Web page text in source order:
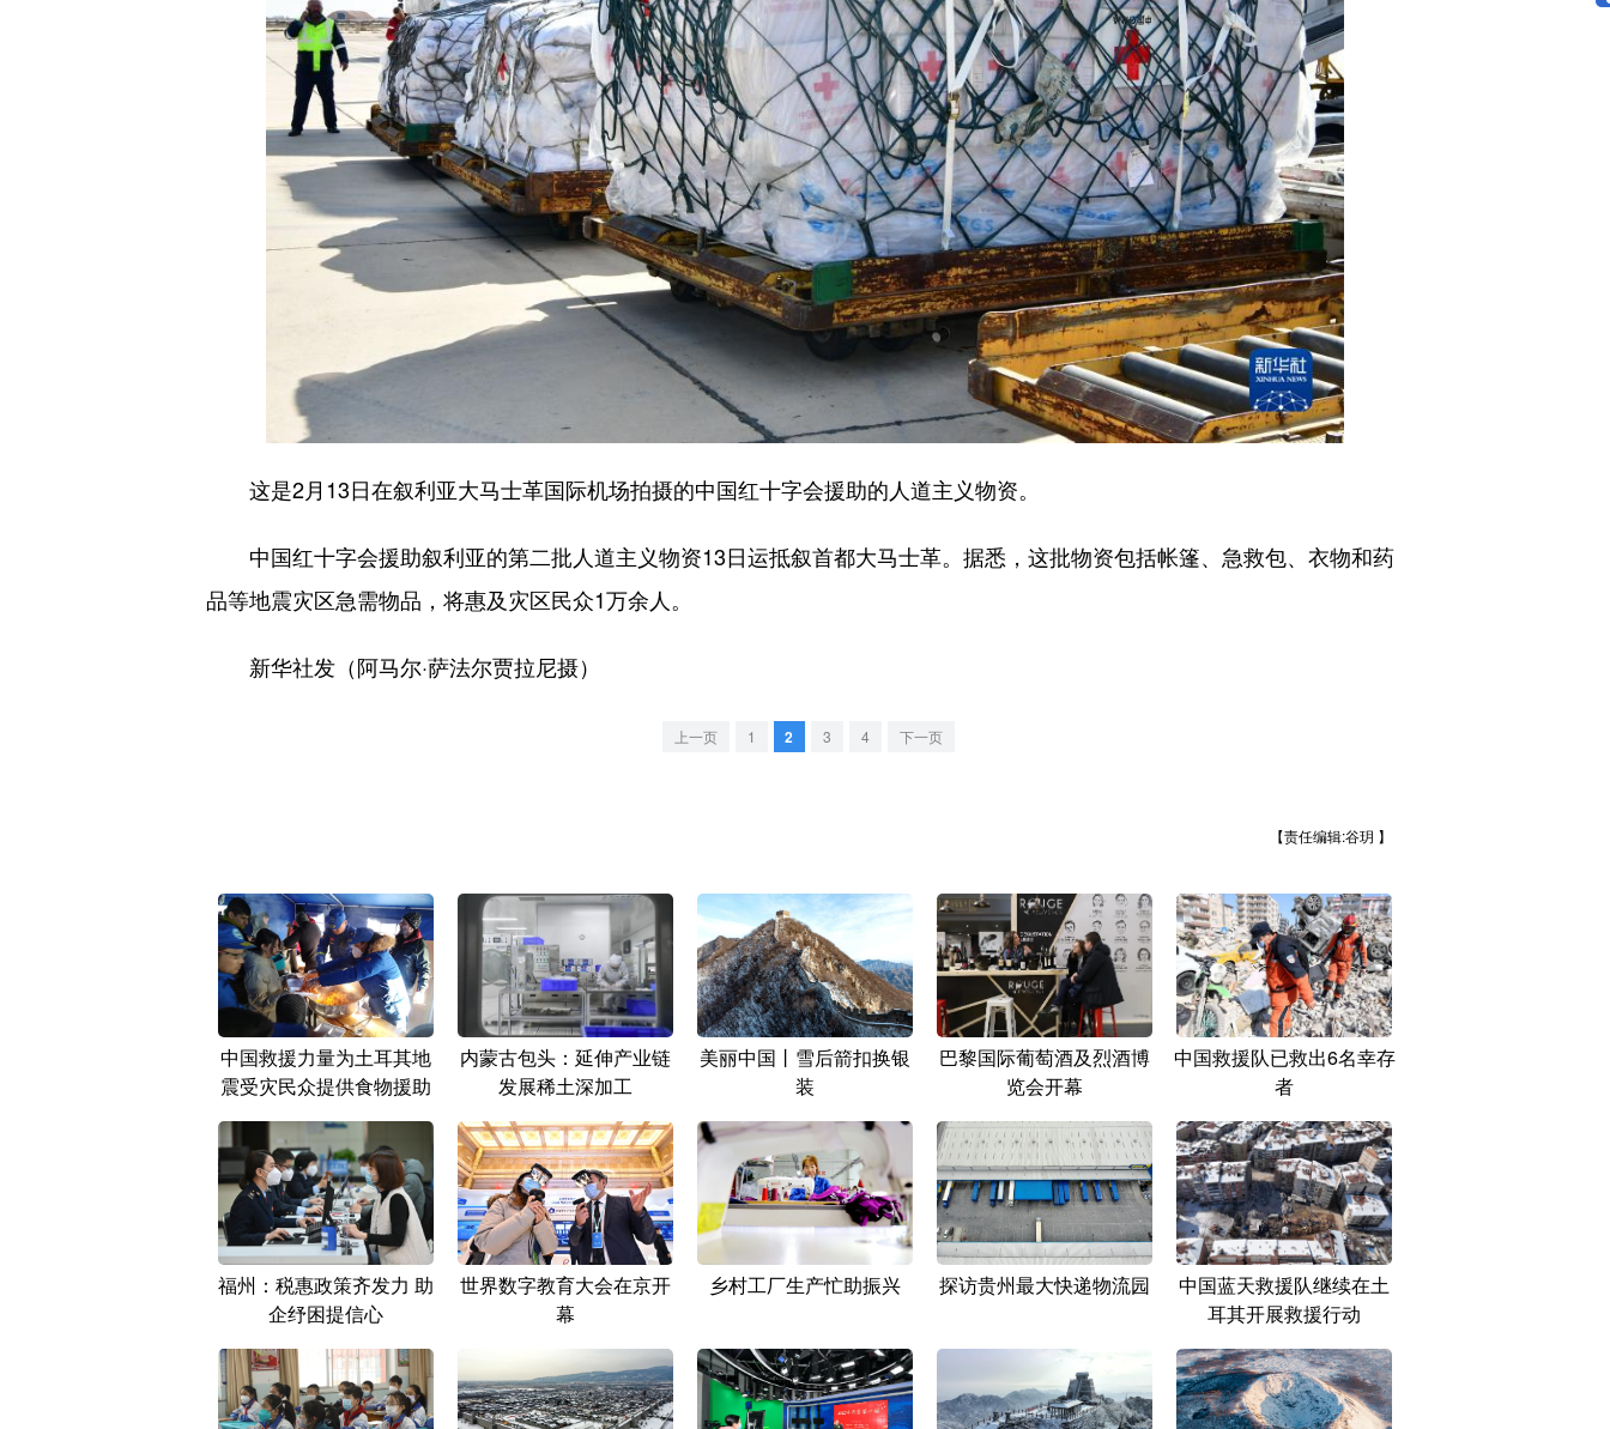
这是2月13日在叙利亚大马士革国际机场拍摄的中国红十字会援助的人道主义物资。
中国红十字会援助叙利亚的第二批人道主义物资13日运抵叙首都大马士革。据悉，这批物资包括帐篷、急救包、衣物和药
品等地震灾区急需物品，将惠及灾区民众1万余人。
新华社发（阿马尔·萨法尔贾拉尼摄）
上一页 1 2 3 4 下一页
【责任编辑:谷玥 】
中国救援力量为土耳其地
震受灾民众提供食物援助
内蒙古包头：延伸产业链
发展稀土深加工
美丽中国丨雪后箭扣换银
装
巴黎国际葡萄酒及烈酒博
览会开幕
中国救援队已救出6名幸存
者
福州：税惠政策齐发力 助
企纾困提信心
世界数字教育大会在京开
幕
乡村工厂生产忙助振兴 探访贵州最大快递物流园
中国蓝天救援队继续在土
耳其开展救援行动